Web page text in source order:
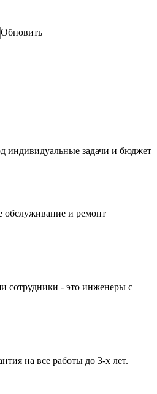
Обновить
индивидуальные задачи и бюджет
обслуживание и ремонт
сотрудники - это инженеры с
на все работы до 3-х лет.